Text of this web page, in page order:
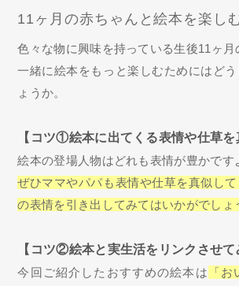
11ヶ月の赤ちゃんと絵本を楽し
色々な物に興味を持っている生後11ヶ月
一緒に絵本をもっと楽しむためにはど
ょうか。
【コツ①絵本に出てくる表情や仕草を
絵本の登場人物はどれも表情が豊かです
ぜひママやパパも表情や仕草を真似し
の表情を引き出してみてはいかがでしょ
【コツ②絵本と実生活をリンクさせて
今回ご紹介したおすすめの絵本は
「